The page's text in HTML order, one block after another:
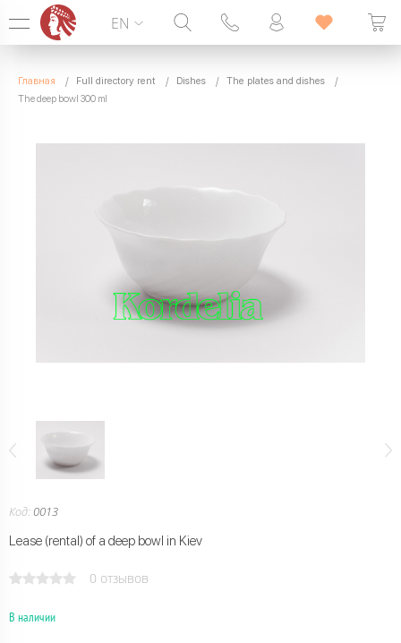
099 338 00 22
SEVEN DAYS A WEEK
EN
Главная Full directory rent Dishes
The plates and dishes
The deep bowl 300 ml
Код: 0013
Lease (rental) of a deep bowl in Kiev
0 отзывов
В наличии